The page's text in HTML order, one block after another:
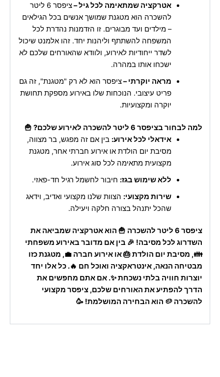
אטרקציה שמתאימה לכל גיל –
ציפסר 6 ליטר
להשכרה הוא מטגנת שמושך אנשים בכל הגילאים
– מילדים ועד מבוגרים. זו הזדמנות נהדרת לכל
המשפחה להשתתף וליהנות יחד. זהו אלמנט שיכול
לשדר ייחודיות לאירוע, ולוודא שהאורחים שלכם לא
ישכחו אותו במהרה.
מראה יוקרתי –ציפסר הוא לא רק "מטגנת", זה גם
פריט עיצובי. הנוכחות שלו באירוע מספקת תחושת
יוקרה ומקצועיות.
למה לבחור בציפסר 6 ליטר להשכרה לאירוע שלכם? 🍟
אידאלי לכל אירוע: בין אם זה מפגש, בר מצווה,
מסיבת יום הולדת או אירוע חברתי אחר, מטגנת
מקצועית מתאימה לכל סוג אירוע.
ללא שימוש בגז: חיבור לחשמל רגיל חד-פאזי.
שירות מקצועי: הצוות שלנו מקצועי ואדיב, וידאג
שהכל יתנהל בצורה חלקה ויעילה.
ציפסר 6 ליטר להשכרה 🍟 הוא אטרקציה שמביאה את
השדרוג לכל מסיבה! 🎉 בין אם מדובר באירוע משפחתי
👪, מסיבת יום הולדת 🎂 או אירוע חברה 💼, מטגנת כזו
מבטיחה הנאה, אינטראקציה ואוכל חם 🔥. כל אלו יחד
יוצרות חוויה בלתי נשכחת ✨. אם אתם מחפשים את
הדרך להפתיע את האורחים שלכם, ציפסר מקצועי
להשכרה 🥔 הוא הבחירה המושלמת! 🥳